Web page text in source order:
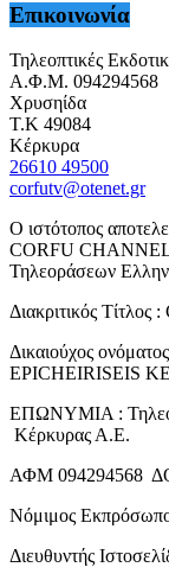
Επικοινωνία
Τηλεοπτικές
Α.Φ.Μ. 094294568
Χρυσηίδα
Τ.Κ 49084
Κέρκυρα
26610 49500
corfutv@otenet.gr
Ο ιστότοπος
CORFU CHANNEL
Τηλεοράσεων
Διακριτικός
Δικαιούχος
EPICHEIRISEIS
ΕΠΩΝΥΜΙΑ :
Κέρκυρας Α.Ε.
ΑΦΜ 094294568
Νόμιμος
Διευθυντής